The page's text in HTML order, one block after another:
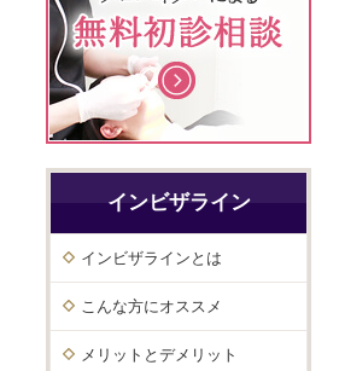
インビザライン
インビザラインとは
こんな方にオススメ
メリットとデメリット